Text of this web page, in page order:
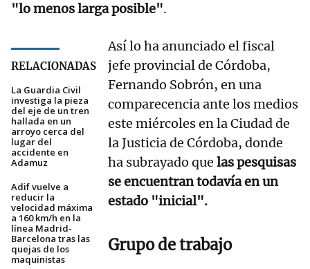
"lo menos larga posible".
RELACIONADAS
La Guardia Civil
investiga la pieza
del eje de un tren
hallada en un
arroyo cerca del
lugar del
accidente en
Adamuz
Adif vuelve a
reducir la
velocidad máxima
a 160 km/h en la
línea Madrid-
Barcelona tras las
quejas de los
maquinistas
Así lo ha anunciado el fiscal
jefe provincial de Córdoba,
Fernando Sobrón, en una
comparecencia ante los medios
este miércoles en la Ciudad de
la Justicia de Córdoba, donde
ha subrayado que las pesquisas
se encuentran todavía en un
estado "inicial".
Grupo de trabajo